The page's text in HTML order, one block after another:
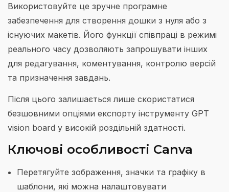
Використовуйте це зручне програмне
забезпечення для створення дошки з нуля або з
існуючих макетів. Його функції співпраці в режимі
реального часу дозволяють запрошувати інших
для редагування, коментування, контролю версій
та призначення завдань.
Після цього залишається лише скористатися
безшовними опціями експорту інструменту GPT
vision board у високій роздільній здатності.
Ключові особливості Canva
Перетягуйте зображення, значки та графіку в
шаблони, які можна налаштовувати